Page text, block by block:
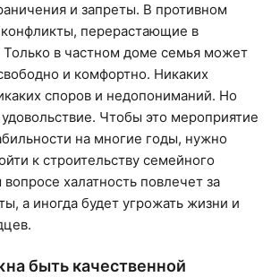
и запреты. В противном
перерастающие в
в частном доме семья может
и комфортно. Никаких
споров и недопониманий. Но
Чтобы это мероприятие
на многие годы, нужно
к строительству семейного
халатность повлечет за
а иногда будет угрожать жизни и
быть качественной